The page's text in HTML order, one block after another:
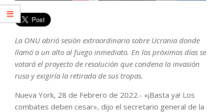
La ONU abrió sesión extraordinaria sobre Ucrania donde
llamó a un alto al fuego inmediato. En los próximos días se
votará el proyecto de resolución que condena la invasión
rusa y exigiría la retirada de sus tropas.
Nueva York, 28 de Febrero de 2022.- «¡Basta ya! Los
combates deben cesar», dijo el secretario general de la